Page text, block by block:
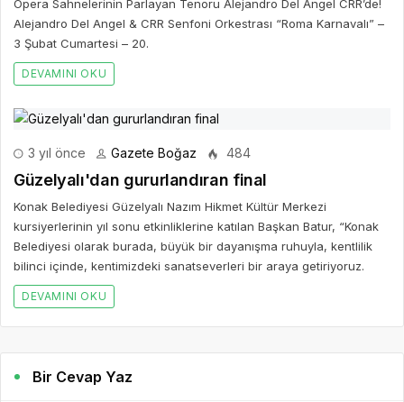
Opera Sahnelerinin Parlayan Tenoru Alejandro Del Angel CRR’de!
Alejandro Del Angel & CRR Senfoni Orkestrası “Roma Karnavalı” –
3 Şubat Cumartesi – 20.
DEVAMINI OKU
3 yıl önce Gazete Boğaz 484
Güzelyalı'dan gururlandıran final
Konak Belediyesi Güzelyalı Nazım Hikmet Kültür Merkezi
kursiyerlerinin yıl sonu etkinliklerine katılan Başkan Batur, “Konak
Belediyesi olarak burada, büyük bir dayanışma ruhuyla, kentlilik
bilinci içinde, kentimizdeki sanatseverleri bir araya getiriyoruz.
DEVAMINI OKU
Bir Cevap Yaz